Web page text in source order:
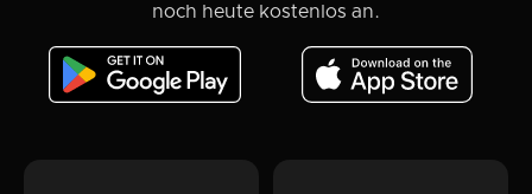
noch heute kostenlos an.